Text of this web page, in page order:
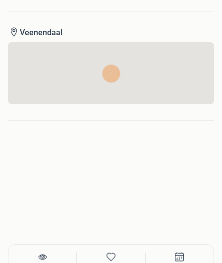
Veenendaal